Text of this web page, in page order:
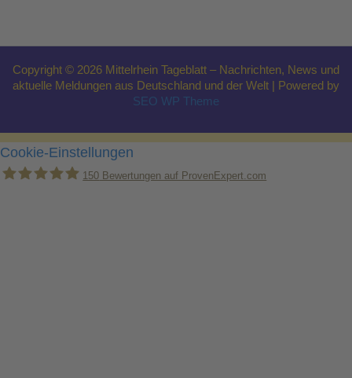
Copyright © 2026 Mittelrhein Tageblatt – Nachrichten, News und
aktuelle Meldungen aus Deutschland und der Welt | Powered by
SEO WP Theme
Cookie-Einstellungen
150 Bewertungen auf ProvenExpert.com